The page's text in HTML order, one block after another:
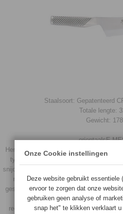
Staalsoort: Gepatenteerd
Totale lengte:
Gewicht:
orientaalsE
Herkenbaar door de vormgeving. Zoals
typisch afgeronde snijvlak voor het
snijdende beweging. orientaalse messen
met de zogenaamde DEBA slijping.
geslepen in een nog kleinere hoek dan
nog meer scherpte en precisie.
rechtshandigen te gebruiken.